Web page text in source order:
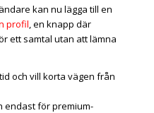
kan nu lägga till en
profil, en knapp där
ett samtal utan att lämna
och vill korta vägen från
endast för premium-